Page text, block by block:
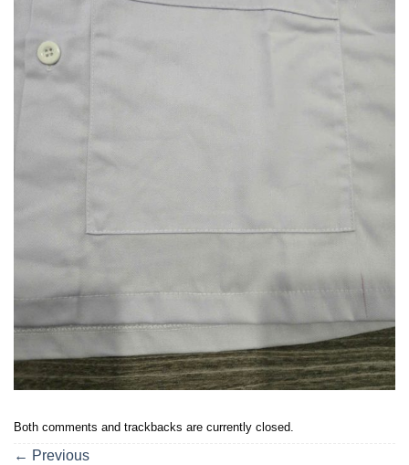
Both comments and trackbacks are currently closed.
← Previous